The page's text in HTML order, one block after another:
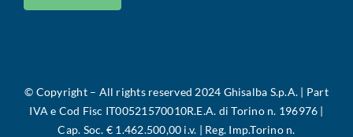
© Copyright – All rights reserved 2024 Ghisalba S.p.A. | Part
IVA e Cod Fisc IT00521570010R.E.A. di Torino n. 196976 |
Cap. Soc. € 1.462.500,00 i.v. | Reg. Imp.Torino n.